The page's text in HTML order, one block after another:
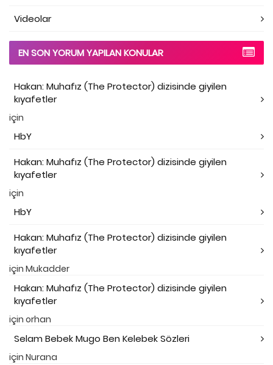
Videolar
EN SON YORUM YAPILAN KONULAR
Hakan: Muhafız (The Protector) dizisinde giyilen
kıyafetler
için
HbY
Hakan: Muhafız (The Protector) dizisinde giyilen
kıyafetler
için
HbY
Hakan: Muhafız (The Protector) dizisinde giyilen
kıyafetler
için Mukadder
Hakan: Muhafız (The Protector) dizisinde giyilen
kıyafetler
için orhan
Selam Bebek Mugo Ben Kelebek Sözleri
için Nurana